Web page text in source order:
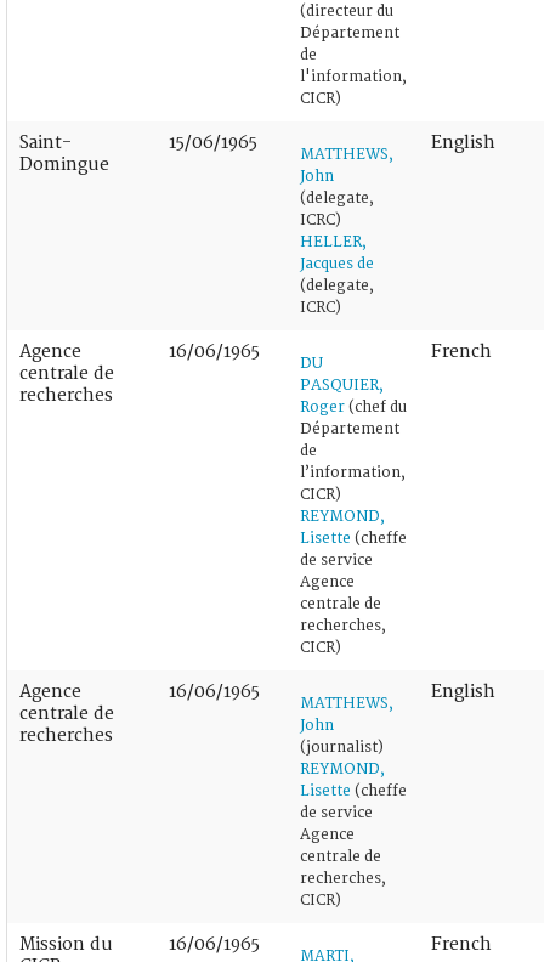
(directeur du
Département
de
l'information,
CICR)
Saint-
Domingue
15/06/1965
MATTHEWS,
John
(delegate,
ICRC)
HELLER,
Jacques de
(delegate,
ICRC)
English
Agence
centrale de
recherches
16/06/1965
DU
PASQUIER,
Roger (chef du
Département
de
l’information,
CICR)
REYMOND,
Lisette (cheffe
de service
Agence
centrale de
recherches,
CICR)
French
Agence
centrale de
recherches
16/06/1965
MATTHEWS,
John
(journalist)
REYMOND,
Lisette (cheffe
de service
Agence
centrale de
recherches,
CICR)
English
Mission du
16/06/1965
MARTI,
French